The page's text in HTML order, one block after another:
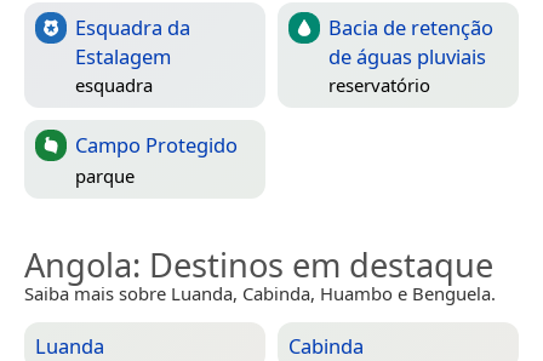
Esquadra da
Estalagem
esquadra
Bacia de retenção
de águas pluviais
reservatório
Campo Protegido
parque
Angola: Destinos em destaque
Saiba mais sobre Luanda, Cabinda, Huambo e Benguela.
Luanda Cabinda